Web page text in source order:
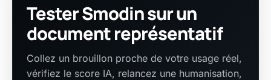
Tester Smodin sur un
document représentatif
Collez un brouillon proche de votre usage réel,
vérifiez le score IA, relancez une humanisation,